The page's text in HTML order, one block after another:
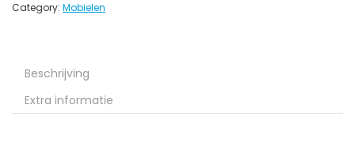
Category: Mobielen
Beschrijving
Extra informatie